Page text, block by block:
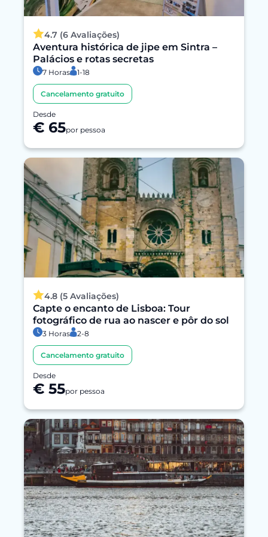
4.7 (6 Avaliações)
Aventura histórica de jipe em Sintra –
Palácios e rotas secretas
7 Horas 1-18
Cancelamento gratuito
Desde
€ 65por pessoa
4.8 (5 Avaliações)
Capte o encanto de Lisboa: Tour
fotográfico de rua ao nascer e pôr do sol
3 Horas 2-8
Cancelamento gratuito
Desde
€ 55por pessoa